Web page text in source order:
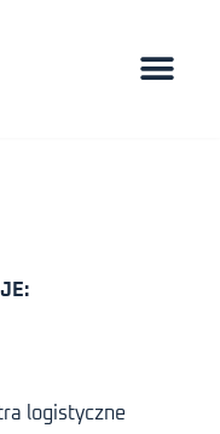
logistyczne